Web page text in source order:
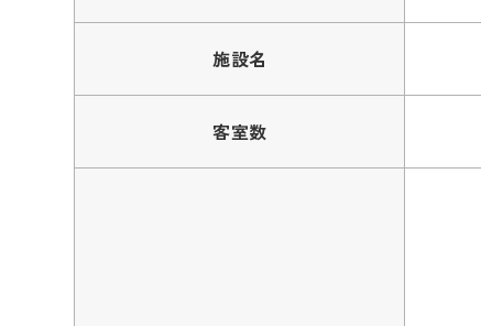
施設名
客室数